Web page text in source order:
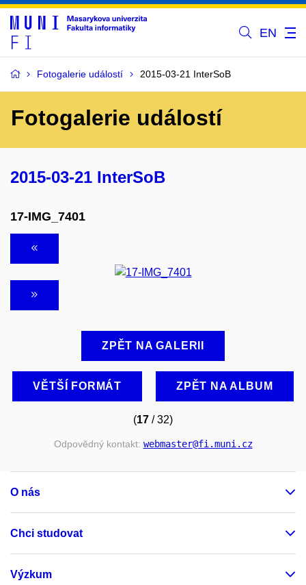
EN
Fotogalerie událostí 2015-03-21 InterSoB
Fotogalerie událostí
2015-03-21 InterSoB
17-IMG_7401
ZPĚT NA GALERII
VĚTŠÍ FORMÁT ZPĚT NA ALBUM
(17 / 32)
Odpovědný kontakt: webmaster@fi.muni.cz
O nás
Chci studovat
Výzkum